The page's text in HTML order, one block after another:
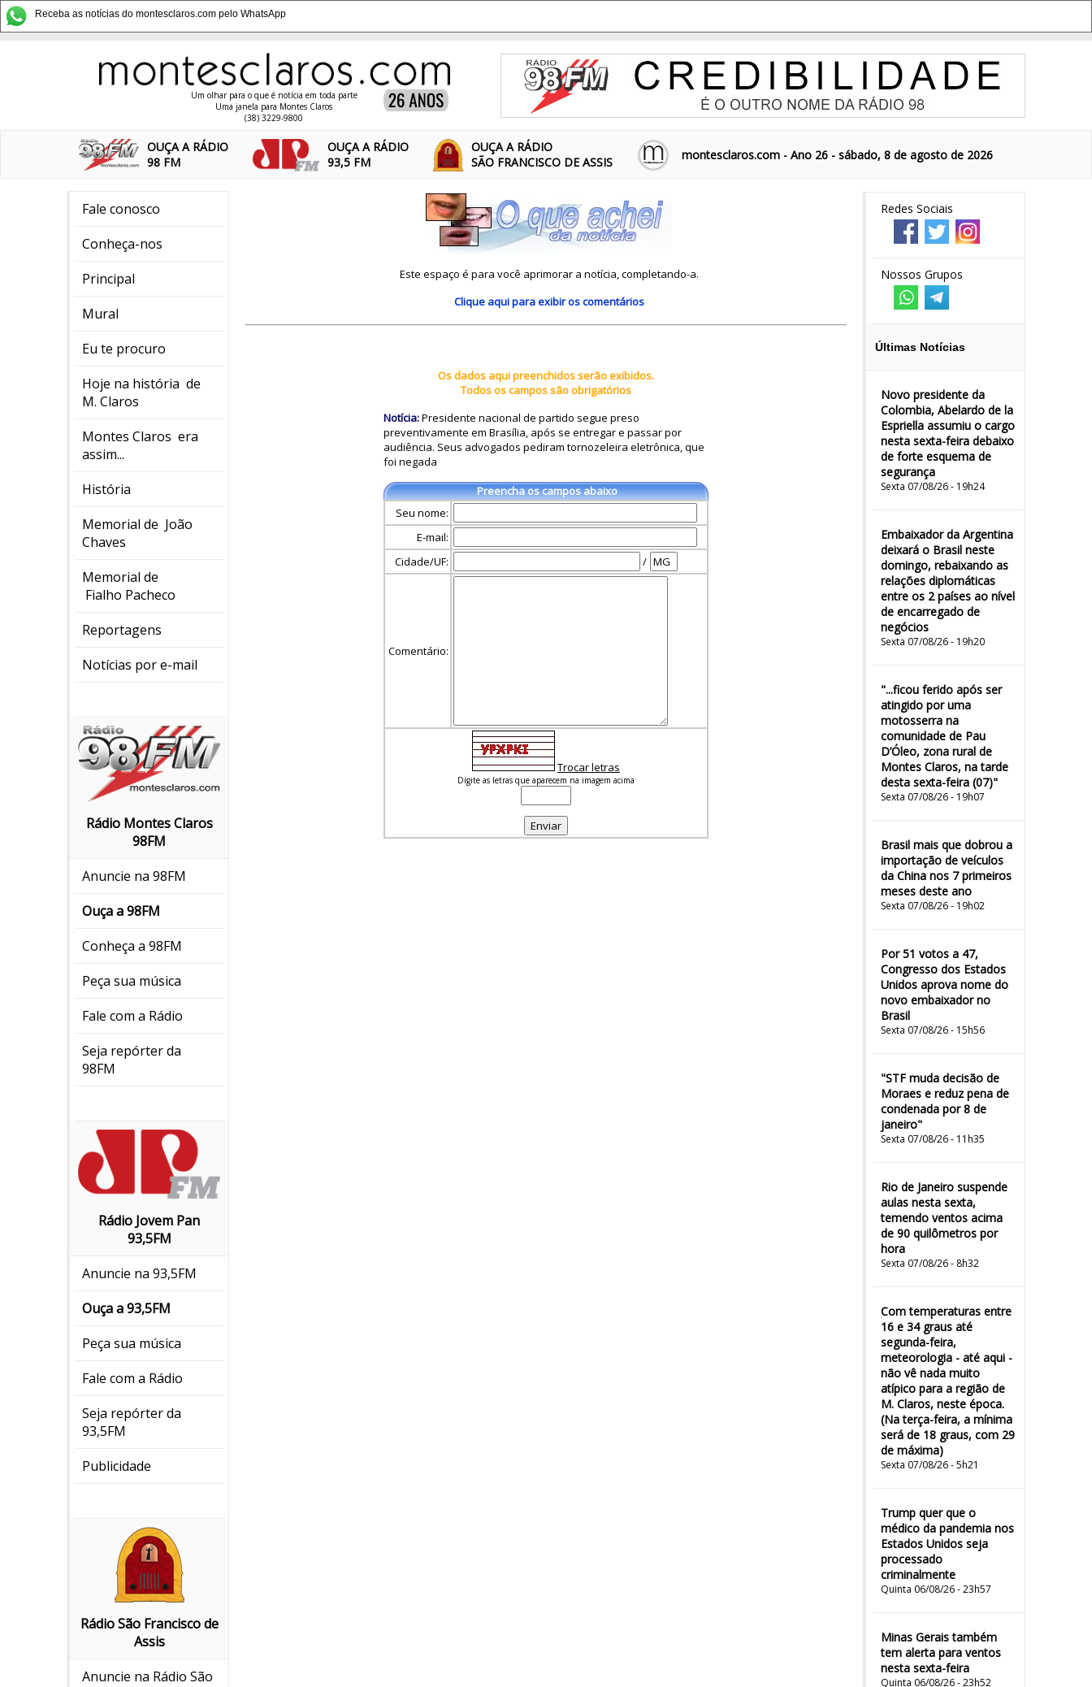
Receba as notícias do montesclaros.com pelo WhatsApp
Um olhar para o que é notícia em toda parte
Uma janela para Montes Claros
(38) 3229-9800
OUÇA A RÁDIO
98 FM
OUÇA A RÁDIO
93,5 FM
OUÇA A RÁDIO
SÃO FRANCISCO DE ASSIS
montesclaros.com - Ano 26 - sábado, 8 de agosto de 2026
Fale conosco
Conheça-nos
Principal
Mural
Eu te procuro
Hoje na história de
M. Claros
Montes Claros era
assim...
História
Memorial de João
Chaves
Memorial de
Fialho Pacheco
Reportagens
Notícias por e-mail
Rádio Montes Claros
98FM
Anuncie na 98FM
Ouça a 98FM
Conheça a 98FM
Peça sua música
Fale com a Rádio
Seja repórter da
98FM
Rádio Jovem Pan
93,5FM
Anuncie na 93,5FM
Ouça a 93,5FM
Peça sua música
Fale com a Rádio
Seja repórter da
93,5FM
Publicidade
Rádio São Francisco de
Assis
Anuncie na Rádio São
Redes Sociais
Nossos Grupos
Últimas Notícias
Novo presidente da
Colombia, Abelardo de la
Espriella assumiu o cargo
nesta sexta-feira debaixo
de forte esquema de
segurança
Sexta 07/08/26 - 19h24
Embaixador da Argentina
deixará o Brasil neste
domingo, rebaixando as
relações diplomáticas
entre os 2 países ao nível
de encarregado de
negócios
Sexta 07/08/26 - 19h20
"...ficou ferido após ser
atingido por uma
motosserra na
comunidade de Pau
D’Óleo, zona rural de
Montes Claros, na tarde
desta sexta-feira (07)"
Sexta 07/08/26 - 19h07
Brasil mais que dobrou a
importação de veículos
da China nos 7 primeiros
meses deste ano
Sexta 07/08/26 - 19h02
Por 51 votos a 47,
Congresso dos Estados
Unidos aprova nome do
novo embaixador no
Brasil
Sexta 07/08/26 - 15h56
"STF muda decisão de
Moraes e reduz pena de
condenada por 8 de
janeiro"
Sexta 07/08/26 - 11h35
Rio de Janeiro suspende
aulas nesta sexta,
temendo ventos acima
de 90 quilômetros por
hora
Sexta 07/08/26 - 8h32
Com temperaturas entre
16 e 34 graus até
segunda-feira,
meteorologia - até aqui -
não vê nada muito
atípico para a região de
M. Claros, neste época.
(Na terça-feira, a mínima
será de 18 graus, com 29
de máxima)
Sexta 07/08/26 - 5h21
Trump quer que o
médico da pandemia nos
Estados Unidos seja
processado
criminalmente
Quinta 06/08/26 - 23h57
Minas Gerais também
tem alerta para ventos
nesta sexta-feira
Quinta 06/08/26 - 23h52
Este espaço é para você aprimorar a notícia, completando-a.
Clique aquipara exibir os comentários
Os dados aqui preenchidos serão exibidos.
Todos os campos são obrigatórios
Notícia:Presidente nacional de partido segue preso
preventivamente em Brasília, após se entregar e passar por
audiência. Seus advogados pediram tornozeleira eletrônica, que
foi negada
Preencha os campos abaixo
Seu nome:
E-mail:
Cidade/UF:
/
Comentário:
Trocar letras
Digite as letras que aparecem na imagem acima